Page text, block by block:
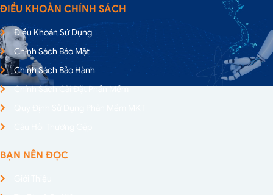
ĐIỀU KHOẢN CHÍNH SÁCH
Điều Khoản Sử Dụng
Chính Sách Bảo Mật
Chính Sách Bảo Hành
Chính Sách Cài Đặt Phần Mềm
BẠN NÊN ĐỌC